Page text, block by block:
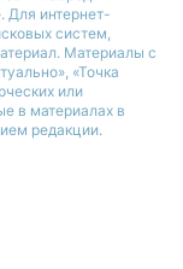
Для интернет-
систем,
Материалы с
«Точка
или
в материалах в
редакции.